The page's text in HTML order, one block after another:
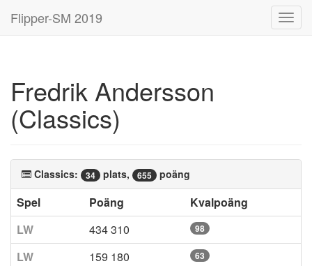
Flipper-SM 2019
Fredrik Andersson
(Classics)
Classics: 34 plats, 655 poäng
Spel Poäng
Kvalpoäng
LW
434 310 98
LW 159 180 63